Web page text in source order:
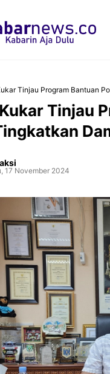
Tinjau Program Bantuan
Tinjau
17 November 2024